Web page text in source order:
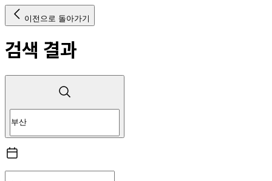
이전으로 돌아가기
검색 결과